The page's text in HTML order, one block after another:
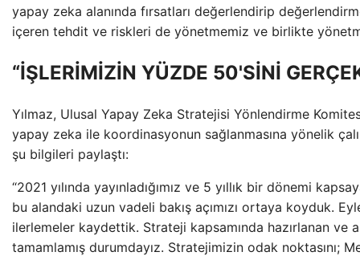
yapay zeka alanında fırsatları değerlendirip
içeren tehdit ve riskleri de yönetmemiz ve birlikte
“İŞLERİMİZİN YÜZDE 50'SİNİ
Yılmaz, Ulusal Yapay Zeka Stratejisi Yönlendirme
yapay zeka ile koordinasyonun sağlanmasına yönelik
şu bilgileri paylaştı:
“2021 yılında yayınladığımız ve 5 yıllık bir dönemi
bu alandaki uzun vadeli bakış açımızı ortaya koyduk.
ilerlemeler kaydettik. Strateji kapsamında hazırlanan ve
tamamlamış durumdayız. Stratejimizin odak noktasını;